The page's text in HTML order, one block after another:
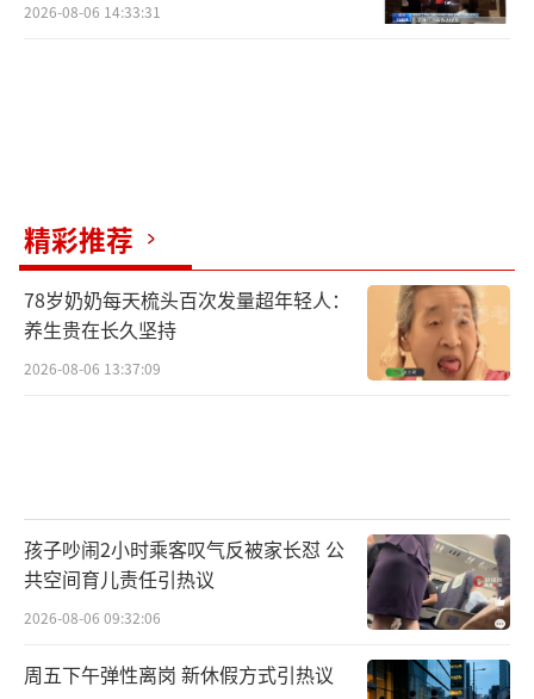
2026-08-06 14:33:31
精彩推荐
78岁奶奶每天梳头百次发量超年轻人：
养生贵在长久坚持
2026-08-06 13:37:09
孩子吵闹2小时乘客叹气反被家长怼 公
共空间育儿责任引热议
2026-08-06 09:32:06
周五下午弹性离岗 新休假方式引热议